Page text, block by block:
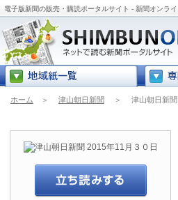
電子版新聞の販売・購読ポータルサイト - 新聞オンラ
ホーム ＞ 津山朝日新聞 ＞ 津山朝日新